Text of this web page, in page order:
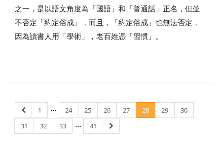
之一，是以語文角度為「國語」和「普通話」正名，但並
不否定「約定俗成」，而且，「約定俗成」也無法否定，
因為讀書人用「學術」，老百姓憑「習慣」。
1 … 24 25 26 27 28 29
30
31
32 33 … 41